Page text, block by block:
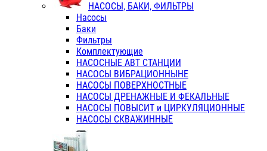
НАСОСЫ, БАКИ, ФИЛЬТРЫ
Насосы
Баки
Фильтры
Комплектующие
НАСОСНЫЕ АВТ СТАНЦИИ
НАСОСЫ ВИБРАЦИОННЫНЕ
НАСОСЫ ПОВЕРХНОСТНЫЕ
НАСОСЫ ДРЕНАЖНЫЕ И ФЕКАЛЬНЫЕ
НАСОСЫ ПОВЫСИТ и ЦИРКУЛЯЦИОННЫЕ
НАСОСЫ СКВАЖИННЫЕ